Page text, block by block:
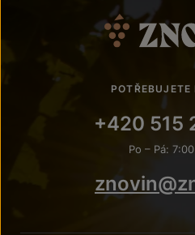
POTŘEBUJETE
+420 515
Po – Pá: